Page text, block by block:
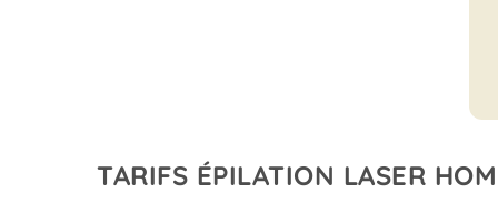
TARIFS ÉPILATION LASER